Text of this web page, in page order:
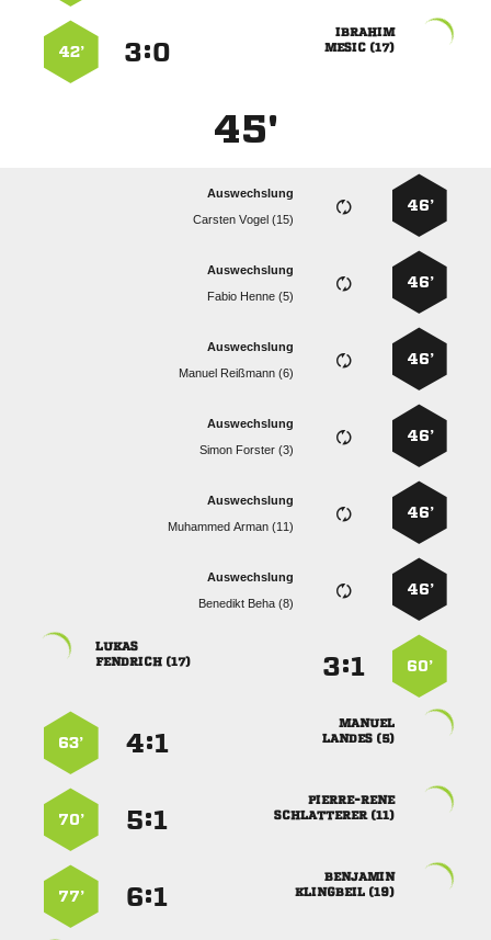

 
:
42’
45'
46’
Auswechslung
  
46’
Auswechslung
  
46’
Auswechslung
  
46’
Auswechslung
  
46’
Auswechslung
  
46’
Auswechslung
  
60’
:

 

 
:
63’

 
:
70’

 
:
77’